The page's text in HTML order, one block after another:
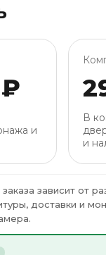
и
В
и
зависит от
доставки и